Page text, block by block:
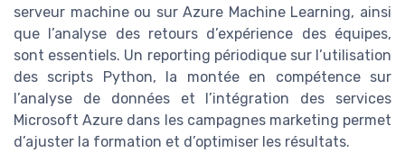
serveur machine ou sur Azure Machine Learning, ainsi
que l’analyse des retours d’expérience des équipes,
sont essentiels. Un reporting périodique sur l’utilisation
des scripts Python, la montée en compétence sur
l’analyse de données et l’intégration des services
Microsoft Azure dans les campagnes marketing permet
d’ajuster la formation et d’optimiser les résultats.